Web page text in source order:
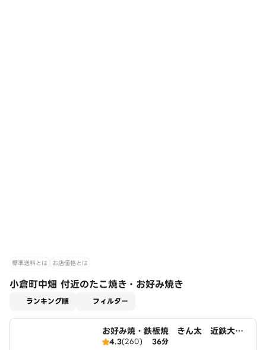
標準送料とは お店価格とは
小倉町中畑 付近のたこ焼き・お好み焼き
ランキング順 フィルター
お好み焼・鉄板焼 きん太 近鉄大久
保店
4.3(260) 36分